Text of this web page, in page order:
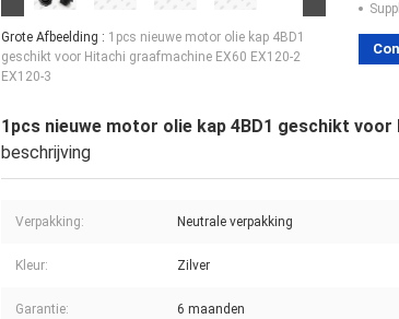
Grote Afbeelding : 1pcs nieuwe motor olie kap 4BD1
geschikt voor Hitachi graafmachine EX60 EX120-2
EX120-3
1pcs nieuwe motor olie kap 4BD1 geschikt voor
beschrijving
Verpakking: Neutrale verpakking
Kleur: Zilver
Garantie: 6 maanden